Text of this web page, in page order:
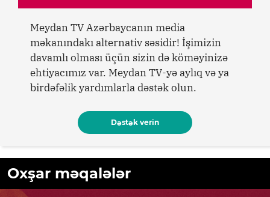
Meydan TV Azərbaycanın media
məkanındakı alternativ səsidir! İşimizin
davamlı olması üçün sizin də köməyinizə
ehtiyacımız var. Meydan TV-yə aylıq və ya
birdəfəlik yardımlarla dəstək olun.
Dəstək verin
Oxşar məqalələr